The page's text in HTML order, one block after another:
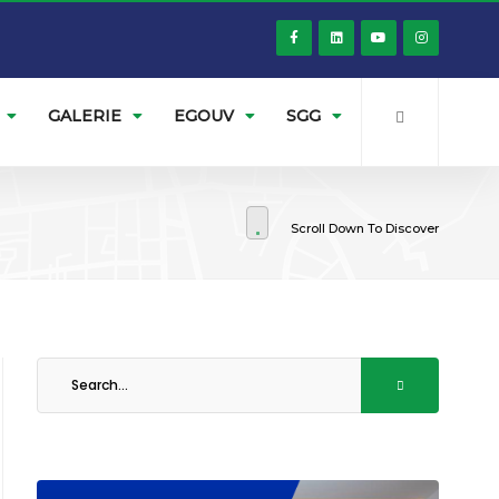
GALERIE EGOUV SGG
Scroll Down To Discover